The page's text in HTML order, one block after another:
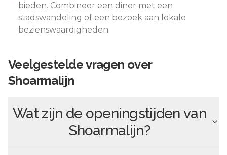
bieden. Combineer een diner met een
stadswandeling of een bezoek aan lokale
bezienswaardigheden.
Veelgestelde vragen over
Shoarmalijn
Wat zijn de openingstijden van
Shoarmalijn?